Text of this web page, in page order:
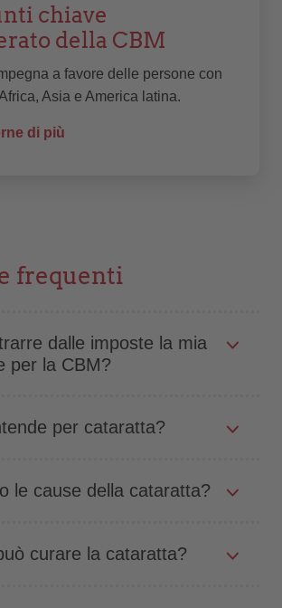
chiave
della CBM
a favore delle persone con
Asia e America latina.
di più
frequenti
dalle imposte la mia
per la CBM?
per cataratta?
le cause della cataratta?
curare la cataratta?